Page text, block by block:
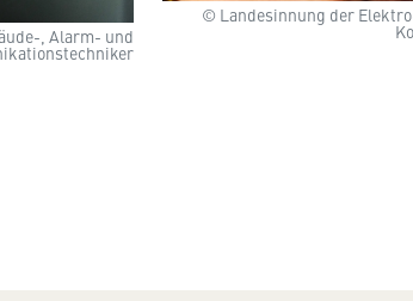
, Alarm- und
© Landesinnung der